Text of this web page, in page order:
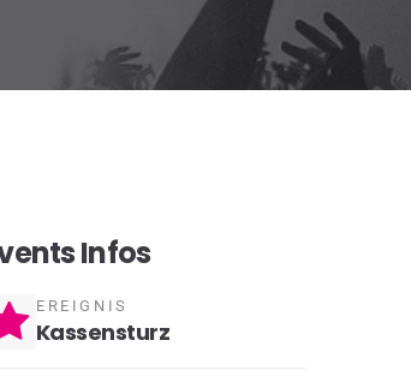
Infos
EREIGNIS
Kassensturz